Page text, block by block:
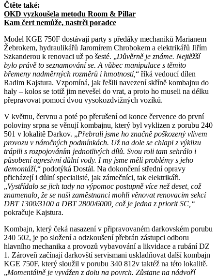
Čtěte také:
OKD vyzkoušela metodu Room & Pillar
Kam čert nemůže, nastrčí poradce
Model KGE 750F dostávají party s předáky mechaniků Marianem
Žebrokem, hydraulikářů Jaromírem Chrobokem a elektrikářů Jiřím
Szkanderou k renovaci už po šesté. „Důvěrně je známe. Nejtěžší
bylo právě to seznamování se. A vůbec manipulace s těmito
břemeny nadměrných rozměrů i hmotností,“ říká vedoucí dílen
Radim Kajstura. Vzpomíná, jak řešili navezení skříně kombajnu do
haly – kolos se totiž jim nevešel do vrat, a proto ho museli na délku
přepravovat pomocí dvou vysokozdvižných vozíků.
V květnu, červnu a poté po přerušení od konce července do první
poloviny srpna se věnují kombajnu, který byl vyklizen z porubu 240
501 v lokalitě Darkov. „Přebrali jsme ho značně poškozený vlivem
provozu v náročných podmínkách. Už na dole se chlapi z výklizu
trápili s rozpojováním jednotlivých dílů. Svou roli tam sehrálo i
působení agresivní důlní vody. I my jsme měli problémy s jeho
demontáží,“ podotýká Dostál. Na dokončení střední opravy
přicházejí i důlní specialisté, jak zámečníci, tak elektrikáři.
„Vystřídalo se jich tady na výpomoc postupně více než deset, což
znamenalo, že se naši zaměstnanci mohli věnovat renovacím sekcí
DBT 1300/3100 a DBT 2800/6000, což je jedna z priorit SC,“
pokračuje Kajstura.
Kombajn, který čeká nasazení v připravovaném darkovském porubu
240 502, je po složení a odzkoušení přebrán zástupci odboru
hlavního mechanika a provozů vybavování a likvidace a rubání DZ
1. Zároveň začínají darkovští servismani uskladňovat další kombajn
KGE 750F, který sloužil v porubu 340 812v taktéž na této lokalitě.
„Momentálně je vyvážen z dolu na povrch. Zůstane na nádvoří